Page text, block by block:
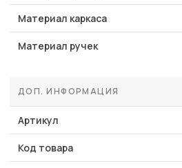
Материал каркаса
Материал ручек
ДОП. ИНФОРМАЦИЯ
Артикул
Код товара